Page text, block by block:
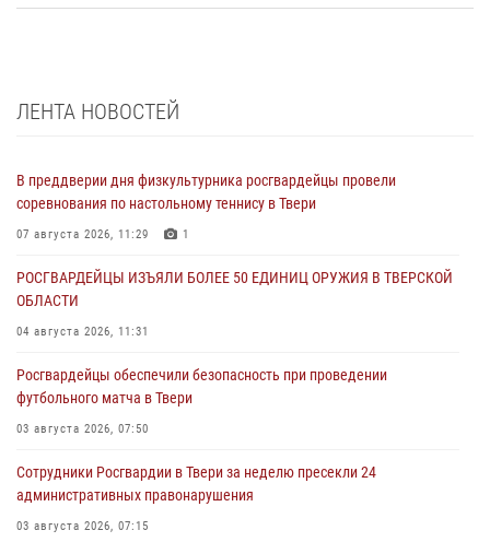
ЛЕНТА НОВОСТЕЙ
В преддверии дня физкультурника росгвардейцы провели
соревнования по настольному теннису в Твери
07 августа 2026, 11:29 1
РОСГВАРДЕЙЦЫ ИЗЪЯЛИ БОЛЕЕ 50 ЕДИНИЦ ОРУЖИЯ В ТВЕРСКОЙ
ОБЛАСТИ
04 августа 2026, 11:31
Росгвардейцы обеспечили безопасность при проведении
футбольного матча в Твери
03 августа 2026, 07:50
Сотрудники Росгвардии в Твери за неделю пресекли 24
административных правонарушения
03 августа 2026, 07:15